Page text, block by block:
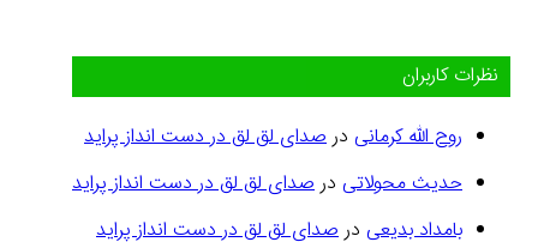
نظرات کاربران
روح الله کرمانی درصدای لق لق در دست انداز پراید
حدیث محولاتی درصدای لق لق در دست انداز پراید
بامداد بدیعی درصدای لق لق در دست انداز پراید